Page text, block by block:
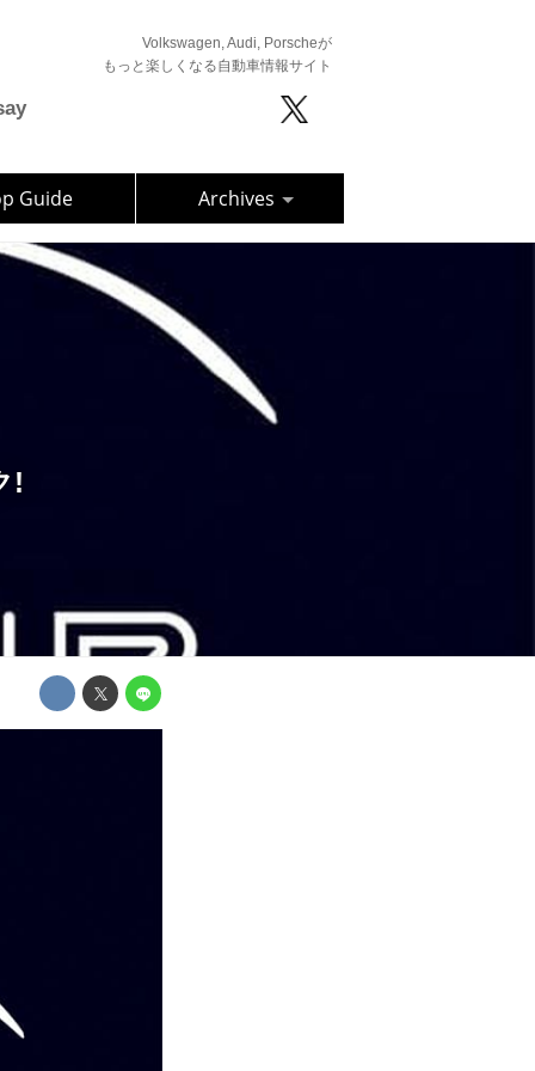
Volkswagen, Audi, Porscheが
もっと楽しくなる自動車情報サイト
Guide Archives
!